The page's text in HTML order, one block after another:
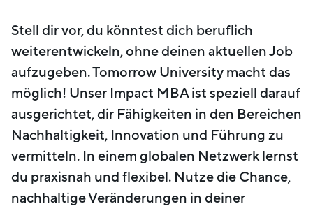
Stell dir vor, du könntest dich beruflich
weiterentwickeln, ohne deinen aktuellen Job
aufzugeben. Tomorrow University macht das
möglich! Unser Impact MBA ist speziell darauf
ausgerichtet, dir Fähigkeiten in den Bereichen
Nachhaltigkeit, Innovation und Führung zu
vermitteln. In einem globalen Netzwerk lernst
du praxisnah und flexibel. Nutze die Chance,
nachhaltige Veränderungen in deiner